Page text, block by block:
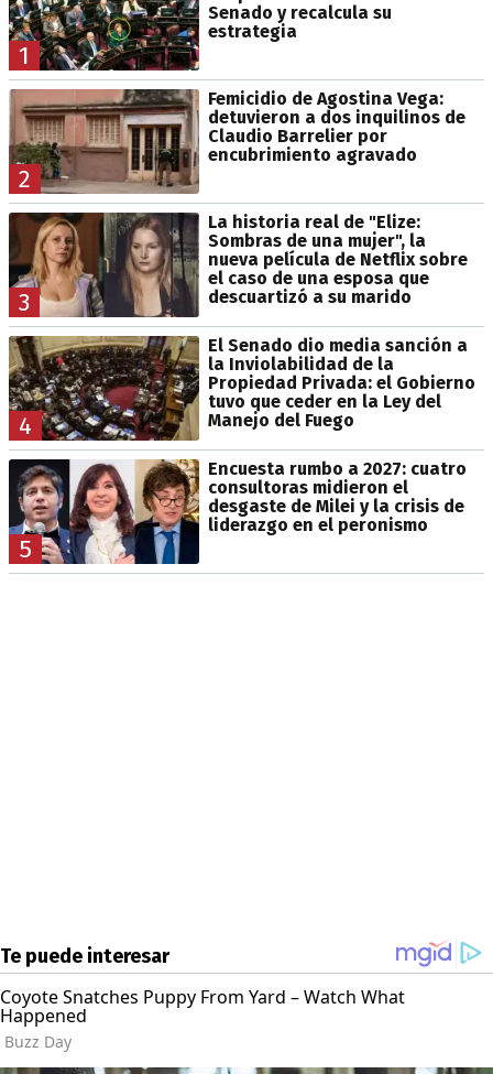
1
Senado y recalcula su
estrategia
2
Femicidio de Agostina Vega:
detuvieron a dos inquilinos de
Claudio Barrelier por
encubrimiento agravado
3
La historia real de "Elize:
Sombras de una mujer", la
nueva película de Netflix sobre
el caso de una esposa que
descuartizó a su marido
4
El Senado dio media sanción a
la Inviolabilidad de la
Propiedad Privada: el Gobierno
tuvo que ceder en la Ley del
Manejo del Fuego
5
Encuesta rumbo a 2027: cuatro
consultoras midieron el
desgaste de Milei y la crisis de
liderazgo en el peronismo